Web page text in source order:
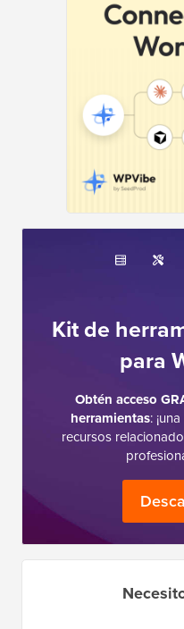
Kit de
para
Obtén acceso
herramientas:
recursos